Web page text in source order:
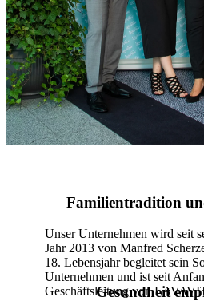
Familientradition
Unser Unternehmen wird seit
Jahr 2013 von Manfred
18. Lebensjahr begleitet sein
Unternehmen und ist seit
Geschäftsleitung von
Gesundheit